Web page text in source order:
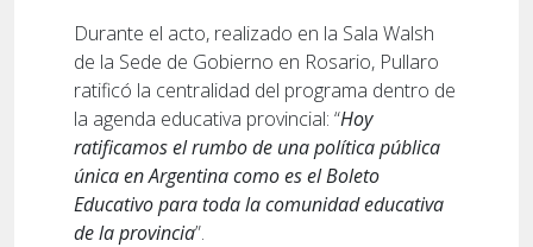
Durante el acto, realizado en la Sala Walsh
de la Sede de Gobierno en Rosario, Pullaro
ratificó la centralidad del programa dentro de
la agenda educativa provincial: “Hoy
ratificamos el rumbo de una política pública
única en Argentina como es el Boleto
Educativo para toda la comunidad educativa
de la provincia”.